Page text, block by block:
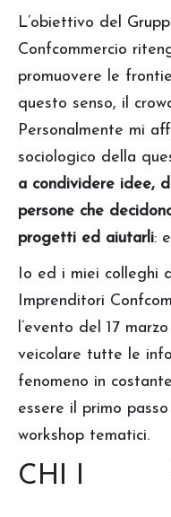
L’obiettivo del
Confcommercio
promuovere le
questo senso, il
Personalmente mi
sociologico della
a condividere idee,
persone che
progetti ed aiutarli:
Io ed i miei colleghi
Imprenditori
l’evento del 17
veicolare tutte le
fenomeno in
essere il primo
workshop tematici.
CHI I